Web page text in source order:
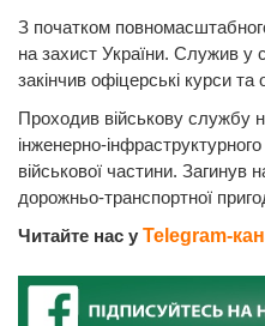
З початком
на захист України. Служив у
закінчив офіцерські курси
Проходив військову службу
інженерно-
військової частини. Загинув
дорожньо-транспортної
Читайте нас у Telegram-